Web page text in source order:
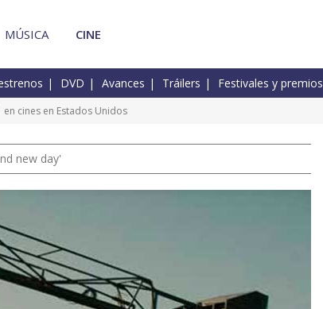
MÚSICA CINE
DVD Avances Tráilers Festivales y premios
cines en Estados Unidos
new day'